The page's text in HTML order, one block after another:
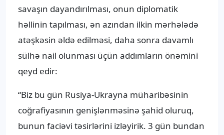
savaşın dayandırılması, onun diplomatik
həllinin tapılması, ən azından ilkin mərhələdə
atəşkəsin əldə edilməsi, daha sonra davamlı
sülhə nail olunması üçün addımların önəmini
qeyd edir:
“Biz bu gün Rusiya-Ukrayna müharibəsinin
coğrafiyasının genişlənməsinə şahid oluruq,
bunun faciəvi təsirlərini izləyirik. 3 gün bundan